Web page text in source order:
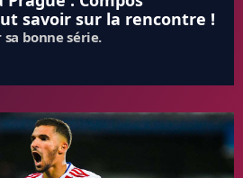
savoir sur la rencontre !
bonne série.